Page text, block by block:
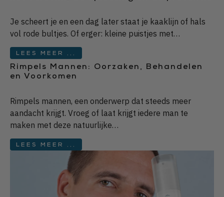
Je scheert je en een dag later staat je kaaklijn of hals
vol rode bultjes. Of erger: kleine puistjes met…
LEES MEER ...
Rimpels Mannen: Oorzaken, Behandelen
en Voorkomen
Rimpels mannen, een onderwerp dat steeds meer
aandacht krijgt. Vroeg of laat krijgt iedere man te
maken met deze natuurlijke…
LEES MEER ...